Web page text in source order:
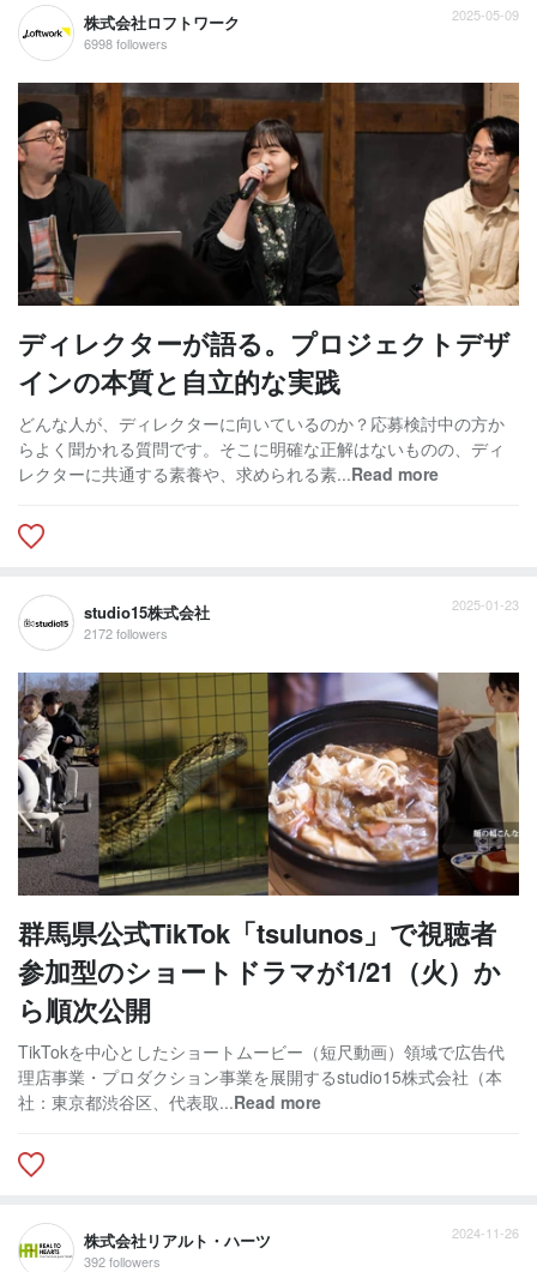
株式会社ロフトワーク
6998 followers
2025-05-09
ディレクターが語る。プロジェクトデザ
インの本質と自立的な実践
どんな人が、ディレクターに向いているのか？応募検討中の方か
らよく聞かれる質問です。そこに明確な正解はないものの、ディ
レクターに共通する素養や、求められる素...Read more
studio15株式会社
2172 followers
2025-01-23
群馬県公式TikTok「tsulunos」で視聴者
参加型のショートドラマが1/21（火）か
ら順次公開
TikTokを中心としたショートムービー（短尺動画）領域で広告代
理店事業・プロダクション事業を展開するstudio15株式会社（本
社：東京都渋谷区、代表取...Read more
株式会社リアルト・ハーツ
392 followers
2024-11-26